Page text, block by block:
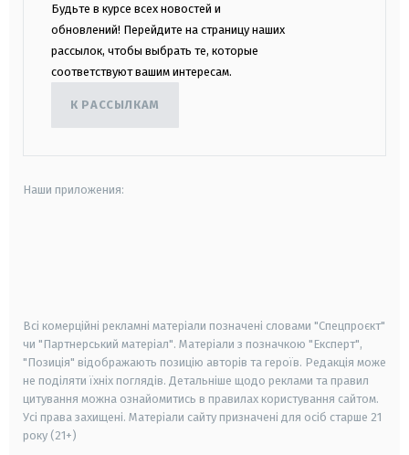
Будьте в курсе всех новостей и
обновлений! Перейдите на страницу наших
рассылок, чтобы выбрать те, которые
соответствуют вашим интересам.
К РАССЫЛКАМ
Наши приложения:
Всі комерційні рекламні матеріали позначені словами "Спецпроєкт"
чи "Партнерський матеріал". Матеріали з позначкою "Експерт",
"Позиція" відображають позицію авторів та героїв. Редакція може
не поділяти їхніх поглядів. Детальніше щодо реклами та правил
цитування можна ознайомитись в правилах користування сайтом.
Усі права захищені. Матеріали сайту призначені для осіб старше 21
року (21+)